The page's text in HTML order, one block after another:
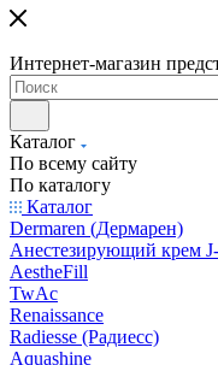
Интернет-магазин
Каталог
По всему сайту
По каталогу
Каталог
Dermaren (Дермарен)
Анестезирующий крем
AestheFill
TwAc
Renaissance
Radiesse (Радиесс)
Aquashine